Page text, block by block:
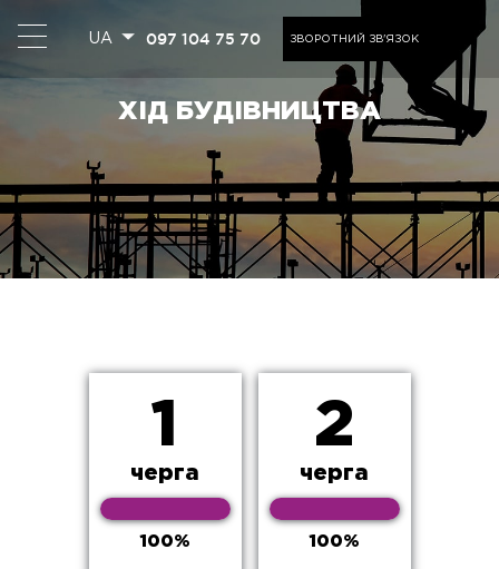
UA 097 104 75 70 ЗВОРОТНИЙ ЗВ'ЯЗОК
ХІД БУДІВНИЦТВА
1
черга
100%
2
черга
100%